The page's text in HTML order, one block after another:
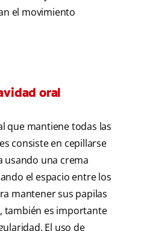
el movimiento
oral
que mantiene todas las
consiste en cepillarse
usando una crema
el espacio entre los
mantener sus papilas
también es importante
El uso de